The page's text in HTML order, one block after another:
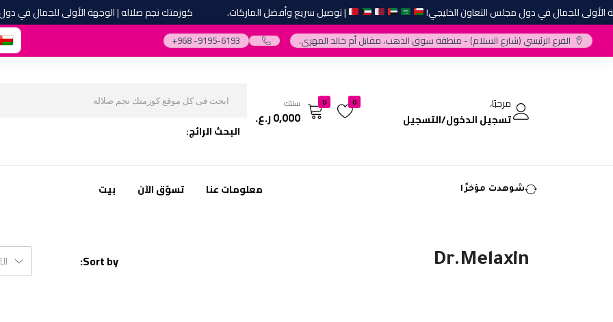
للجمال في دول مجلس التعاون الخليجي! | توصيل سريع وأفضل الماركات. كوزمتك نجم صلاله | الوجهة الأولى للجمال في دول
الفرع الرئيسي (شارع السلام) - منطقة سوق الذهب، مقابل أم خالد المهري. ‎+968 -9195-6193‎
البحث الرائج:
مرحبًا،
تسجيل الدخول/التسجيل
0
0 سلتك
0,000ر.ع.
بيت تسوّق الآن معلومات عنا شوهدت مؤخرًا
Dr.Melaxin
Sort by: